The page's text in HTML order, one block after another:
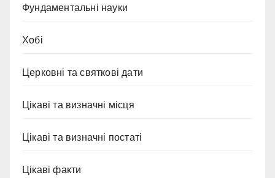
Фундаментальні науки
Хобі
Церковні та святкові дати
Цікаві та визначні місця
Цікаві та визначні постаті
Цікаві факти